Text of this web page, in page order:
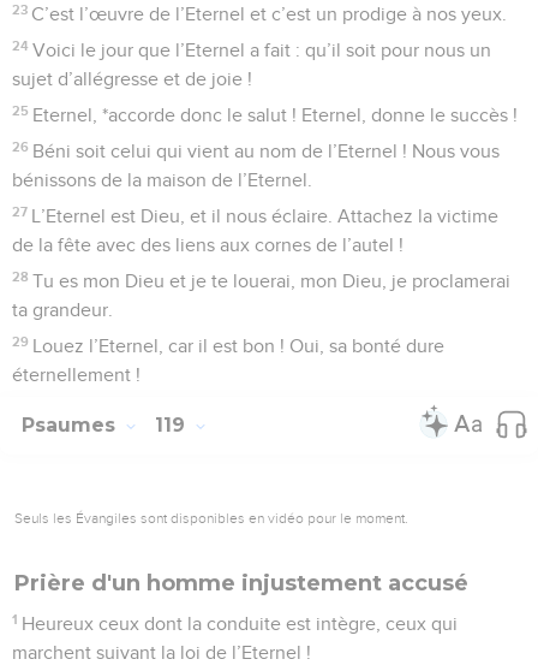
23 C’est l’œuvre de l’Eternel et c’est un prodige à nos yeux.
24 Voici le jour que l’Eternel a fait : qu’il soit pour nous un
sujet d’allégresse et de joie !
25 Eternel, *accorde donc le salut ! Eternel, donne le succès !
26 Béni soit celui qui vient au nom de l’Eternel ! Nous vous
bénissons de la maison de l’Eternel.
27 L’Eternel est Dieu, et il nous éclaire. Attachez la victime
de la fête avec des liens aux cornes de l’autel !
28 Tu es mon Dieu et je te louerai, mon Dieu, je proclamerai
ta grandeur.
29 Louez l’Eternel, car il est bon ! Oui, sa bonté dure
éternellement !
Psaumes 119
Seuls les Évangiles sont disponibles en vidéo pour le moment.
Prière d'un homme injustement accusé
1 Heureux ceux dont la conduite est intègre, ceux qui
marchent suivant la loi de l’Eternel !